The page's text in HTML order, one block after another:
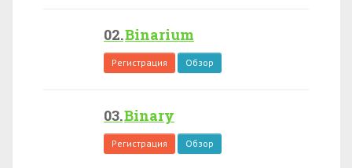
Binarium
Регистрация Обзор
Binary
Регистрация Обзор